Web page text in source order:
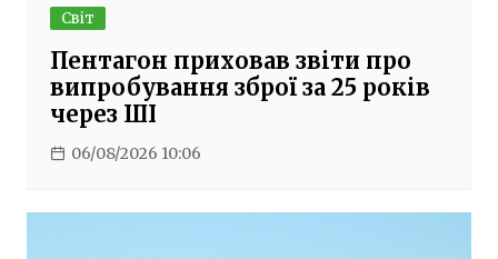
Світ
Пентагон приховав звіти про
випробування зброї за 25 років
через ШІ
06/08/2026 10:06